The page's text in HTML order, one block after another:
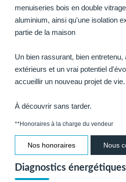
menuiseries bois en double
aluminium, ainsi qu'une isolation
partie de la maison
Un bien rassurant, bien entretenu,
extérieurs et un vrai potentiel
accueillir un nouveau projet de vie.
À découvrir sans tarder.
**Honoraires à la charge du vendeur
Nos honoraires Nous
Diagnostics énergétiques